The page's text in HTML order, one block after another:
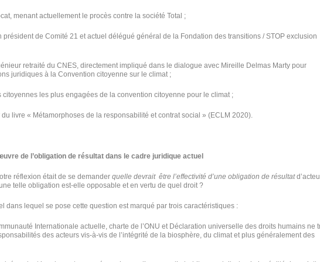
menant actuellement le procès contre la société Total ;
président de Comité 21 et actuel délégué général de la Fondation des transitions / STOP exclusion
retraité du CNES, directement impliqué dans le dialogue avec Mireille Delmas Marty pour
juridiques à la Convention citoyenne sur le climat ;
citoyennes les plus engagées de la convention citoyenne pour le climat ;
livre « Métamorphoses de la responsabilité et contrat social » (ECLM 2020).
de l’obligation de résultat dans le cadre juridique actuel
réflexion était de se demander quelle devrait être l’effectivité d’une obligation de résultat
telle obligation est-elle opposable et en vertu de quel droit ?
dans lequel se pose cette question est marqué par trois caractéristiques :
Internationale actuelle, charte de l’ONU et Déclaration universelle des droits humains ne
des acteurs vis-à-vis de l’intégrité de la biosphère, du climat et plus généralement des